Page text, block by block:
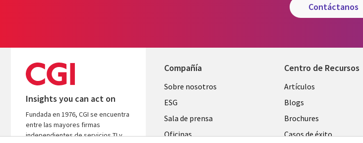
contáctanos
Insights you can act on
Fundada en 1976, CGI se encuentra
entre las mayores firmas
independientes de servicios TI y
Compañía
Useful
links
SPAIN
Sobre nosotros
ESG
Sala de prensa
Oficinas
Centro de Recursos
Library
Links
SPAIN
Artículos
Blogs
Brochures
Casos de éxito